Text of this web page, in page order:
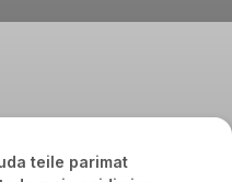
teile parimat